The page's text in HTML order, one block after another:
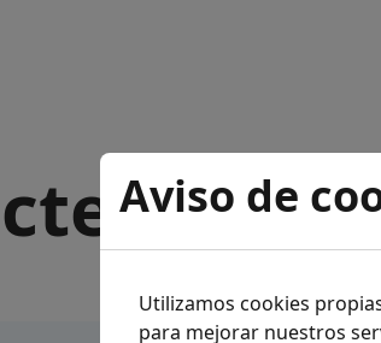
Aviso de
Utilizamos cookies
para mejorar nuestros